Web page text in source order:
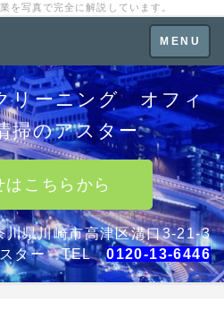
を写真で完全に解説しています。
Toggle
navigation
MENU
リーニング オフィ
掃のアスター
はこちらから
県川崎市高津区溝口3-21-3
スター TEL0120-13-6446